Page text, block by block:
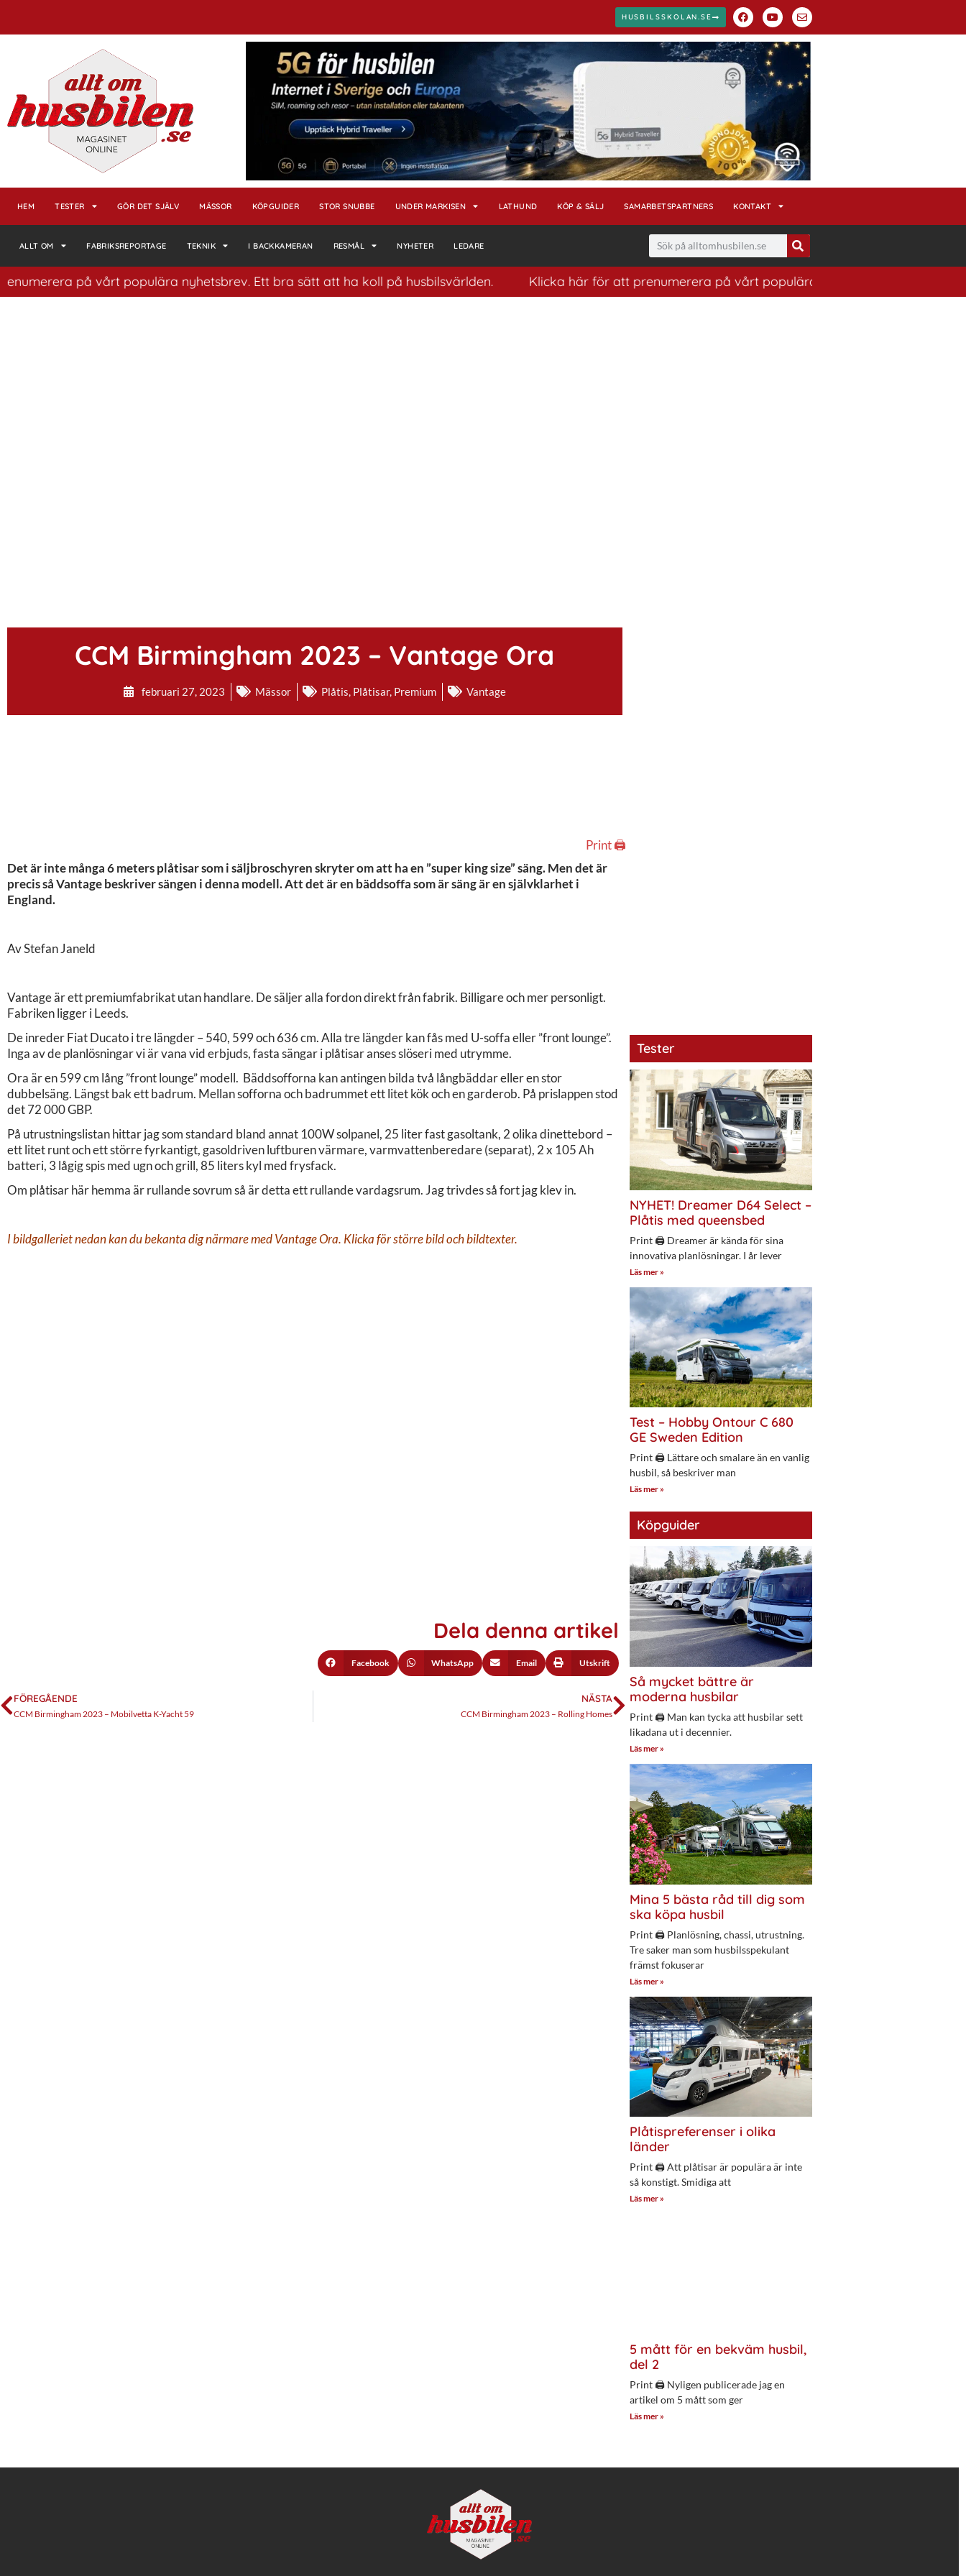
HUSBILSSKOLAN.SE
HEM TESTER GÖR DET SJÄLV MÄSSOR KÖPGUIDER STOR SNUBBE UNDER MARKISEN LATHUND KÖP & SÄLJ SAMARBETSPARTNERS KONTAKT
ALLT OM FABRIKSREPORTAGE TEKNIK I BACKKAMERAN RESMÅL NYHETER LEDARE
på vårt populära nyhetsbrev. Ett bra sätt att ha koll på husbilsvärlden. Klicka här för att prenumerera på vårt populära nyhetsbrev. Ett bra sätt att ha
CCM Birmingham 2023 – Vantage Ora
februari 27, 2023 Mässor Plåtis, Plåtisar, Premium Vantage
Print 🖨
Det är inte många 6 meters plåtisar som i säljbroschyren skryter om att ha en ”super king size” säng. Men det är
precis så Vantage beskriver sängen i denna modell. Att det är en bäddsoffa som är säng är en självklarhet i
England.
Av Stefan Janeld
Vantage är ett premiumfabrikat utan handlare. De säljer alla fordon direkt från fabrik. Billigare och mer personligt.
Fabriken ligger i Leeds.
De inreder Fiat Ducato i tre längder – 540, 599 och 636 cm. Alla tre längder kan fås med U-soffa eller ”front lounge”.
Inga av de planlösningar vi är vana vid erbjuds, fasta sängar i plåtisar anses slöseri med utrymme.
Ora är en 599 cm lång ”front lounge” modell. Bäddsofforna kan antingen bilda två långbäddar eller en stor
dubbelsäng. Längst bak ett badrum. Mellan sofforna och badrummet ett litet kök och en garderob. På prislappen stod
det 72 000 GBP.
På utrustningslistan hittar jag som standard bland annat 100W solpanel, 25 liter fast gasoltank, 2 olika dinettebord –
ett litet runt och ett större fyrkantigt, gasoldriven luftburen värmare, varmvattenberedare (separat), 2 x 105 Ah
batteri, 3 lågig spis med ugn och grill, 85 liters kyl med frysfack.
Om plåtisar här hemma är rullande sovrum så är detta ett rullande vardagsrum. Jag trivdes så fort jag klev in.
I bildgalleriet nedan kan du bekanta dig närmare med Vantage Ora. Klicka för större bild och bildtexter.
Dela denna artikel
Facebook WhatsApp Email Utskrift
FÖREGÅENDE
CCM Birmingham 2023 – Mobilvetta K-Yacht 59
NÄSTA
CCM Birmingham 2023 – Rolling Homes
Tester
NYHET! Dreamer D64 Select –
Plåtis med queensbed
Print 🖨 Dreamer är kända för sina
innovativa planlösningar. I år lever
Läs mer »
Test – Hobby Ontour C 680
GE Sweden Edition
Print 🖨 Lättare och smalare än en vanlig
husbil, så beskriver man
Läs mer »
Köpguider
Så mycket bättre är
moderna husbilar
Print 🖨 Man kan tycka att husbilar sett
likadana ut i decennier.
Läs mer »
Mina 5 bästa råd till dig som
ska köpa husbil
Print 🖨 Planlösning, chassi, utrustning.
Tre saker man som husbilsspekulant
främst fokuserar
Läs mer »
Plåtispreferenser i olika
länder
Print 🖨 Att plåtisar är populära är inte
så konstigt. Smidiga att
Läs mer »
5 mått för en bekväm husbil,
del 2
Print 🖨 Nyligen publicerade jag en
artikel om 5 mått som ger
Läs mer »